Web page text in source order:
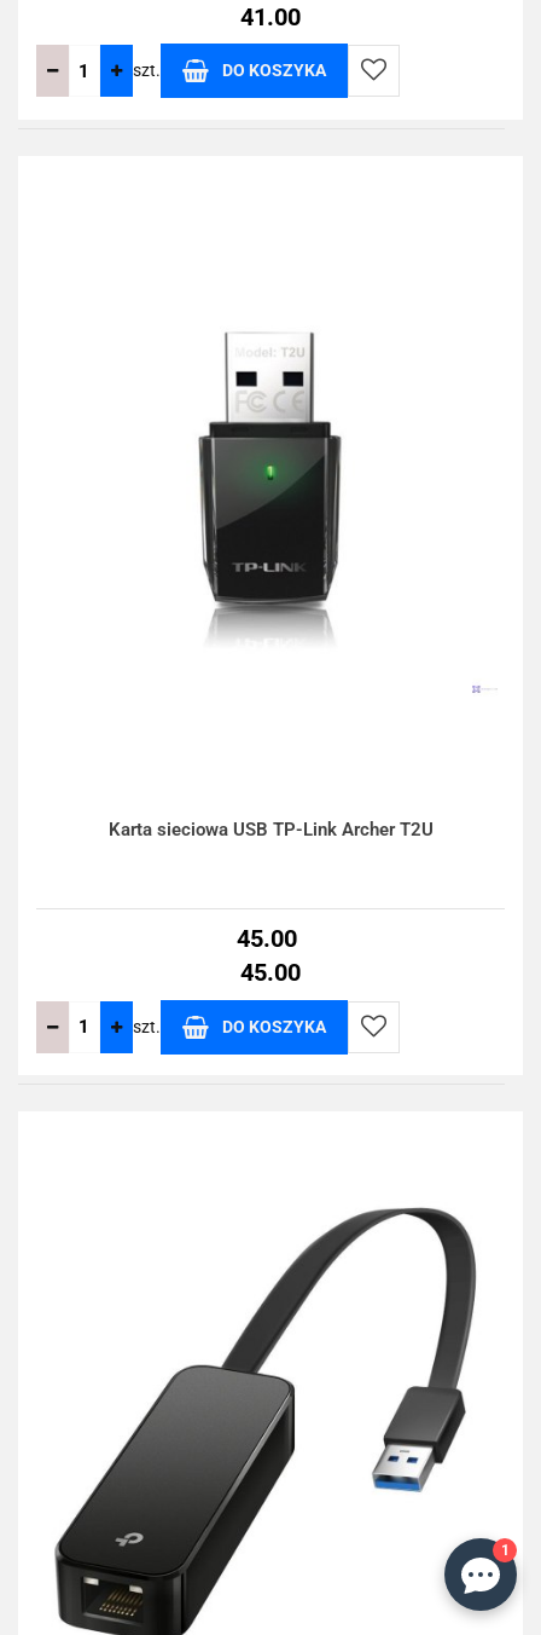
41.00
szt. DO KOSZYKA
Do
Karta sieciowa USB TP-Link Archer T2U
45.00
45.00
szt. DO KOSZYKA
Do
1